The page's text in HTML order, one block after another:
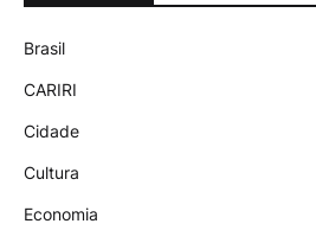
Brasil
CARIRI
Cidade
Cultura
Economia